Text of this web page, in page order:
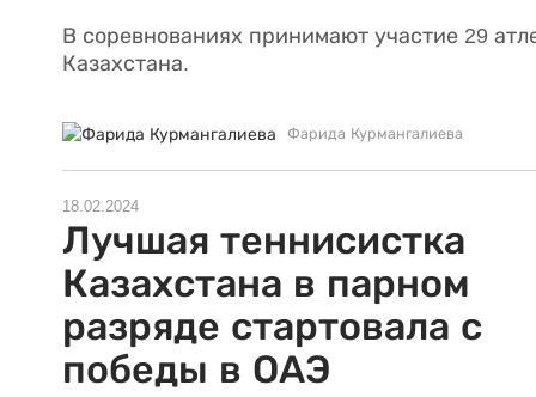
В соревнованиях принимают участие 29
Казахстана.
Фарида Курмангалиева
18.02.2024
Лучшая теннисистка
Казахстана в парном
разряде стартовала с
победы в ОАЭ